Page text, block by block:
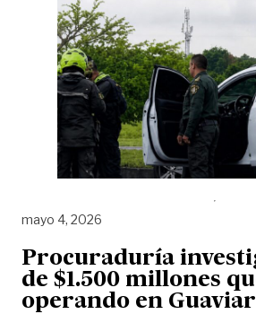
mayo 4, 2026
Procuraduría
de $1.500 millones
operando en